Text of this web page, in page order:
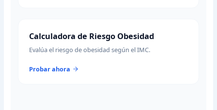
Calculadora de Riesgo Obesidad
Evalúa el riesgo de obesidad según el IMC.
Probar ahora